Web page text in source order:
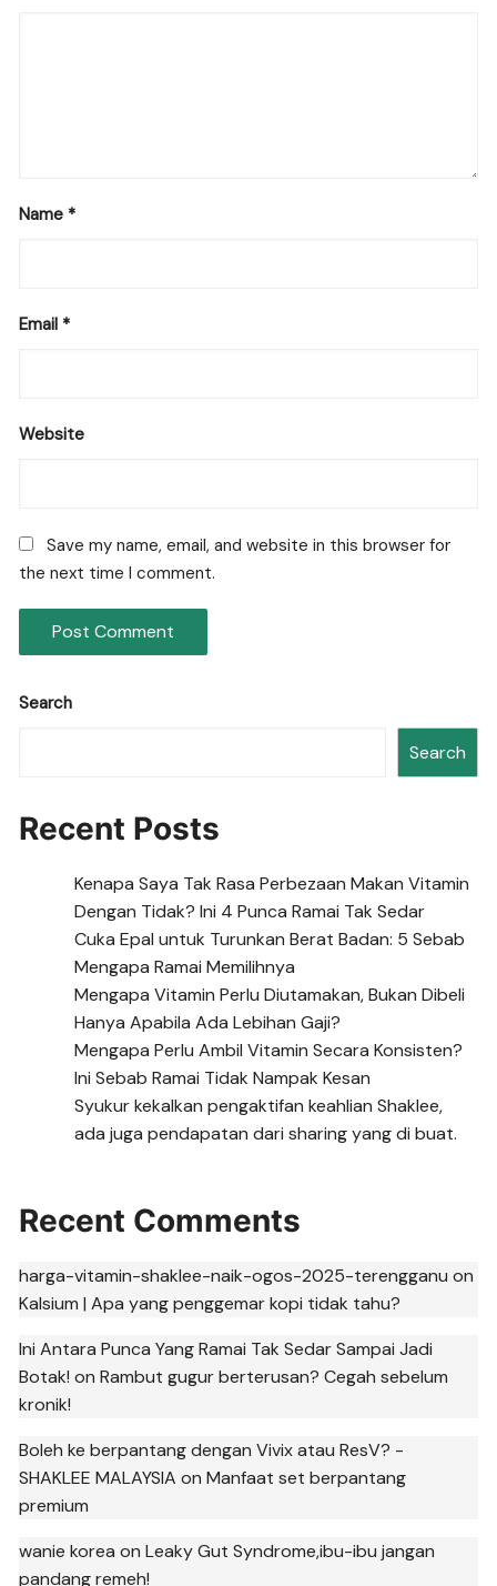
Name *
Email *
Website
Save my name, email, and website in this browser for
the next time I comment.
Search
Search
Recent Posts
Kenapa Saya Tak Rasa Perbezaan Makan Vitamin
Dengan Tidak? Ini 4 Punca Ramai Tak Sedar
Cuka Epal untuk Turunkan Berat Badan: 5 Sebab
Mengapa Ramai Memilihnya
Mengapa Vitamin Perlu Diutamakan, Bukan Dibeli
Hanya Apabila Ada Lebihan Gaji?
Mengapa Perlu Ambil Vitamin Secara Konsisten?
Ini Sebab Ramai Tidak Nampak Kesan
Syukur kekalkan pengaktifan keahlian Shaklee,
ada juga pendapatan dari sharing yang di buat.
Recent Comments
harga-vitamin-shaklee-naik-ogos-2025-terengganu on
Kalsium | Apa yang penggemar kopi tidak tahu?
Ini Antara Punca Yang Ramai Tak Sedar Sampai Jadi
Botak! onRambut gugur berterusan? Cegah sebelum
kronik!
Boleh ke berpantang dengan Vivix atau ResV? -
SHAKLEE MALAYSIA onManfaat set berpantang
premium
wanie korea onLeaky Gut Syndrome,ibu-ibu jangan
pandang remeh!